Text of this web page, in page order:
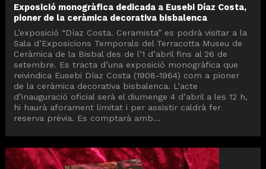
Exposició monogràfica dedicada a Eusebi Díaz Costa,
pioner de la ceràmica decorativa bisbalenca
L’exposició “Díaz Costa. Ceramista” es podrà visitar a la
Sala d’Exposicions Temporals del Terracotta Museu de
Ceràmica de la Bisbal des de l’1 d’abril fins al 26 de
setembre. Es tracta d’una exposició monogràfica que
reivindica Eusebi Díaz Costa (1908-1964) com a pioner
de la ceràmica decorativa bisbalenca. L’acte
d’inauguració oficial serà el diumenge 4 d’abril a les 12 h,
hi haurà aforament limitat i per assistir caldrà fer
reserva prèvia. Es comptarà amb...